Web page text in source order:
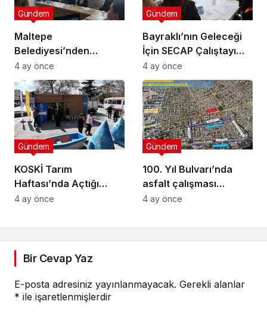
Maltepe
Belediyesi’nden
Muhtarlara Toplumsal
Cinsiyet Eşitliği
Semineri
Gündem
4 ay önce
Bayraklı’nın Geleceği
İçin SECAP Çalıştayı
Düzenlendi
Gündem
4 ay önce
KOSKİ Tarım
Haftası’nda Açtığı
Stantta Su Tasarrufu
Gündem
4 ay önce
100. Yıl Bulvarı’nda
asfalt çalışması
gerçekleştirilecek
Gündem
4 ay önce
Bir Cevap Yaz
E-posta adresiniz yayınlanmayacak. Gerekli alanlar
* ile işaretlenmişlerdir